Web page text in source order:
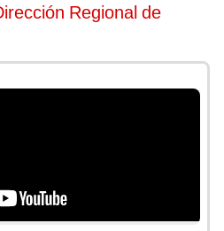
Regional de